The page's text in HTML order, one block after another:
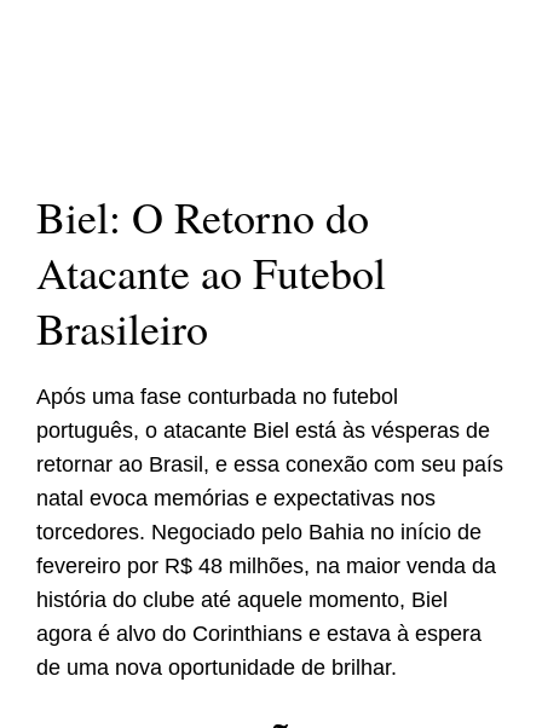
Biel: O Retorno do
Atacante ao Futebol
Brasileiro
Após uma fase conturbada no futebol
português, o atacante Biel está às vésperas de
retornar ao Brasil, e essa conexão com seu país
natal evoca memórias e expectativas nos
torcedores. Negociado pelo Bahia no início de
fevereiro por R$ 48 milhões, na maior venda da
história do clube até aquele momento, Biel
agora é alvo do Corinthians e estava à espera
de uma nova oportunidade de brilhar.